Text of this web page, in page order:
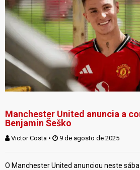
Manchester United anuncia a
Benjamin Šeško
Victor Costa • 9 de agosto de 2025
O Manchester United anunciou neste